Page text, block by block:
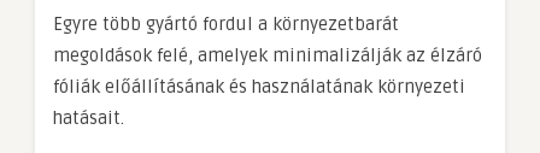
Egyre több gyártó fordul a környezetbarát
megoldások felé, amelyek minimalizálják az élzáró
fóliák előállításának és használatának környezeti
hatásait.